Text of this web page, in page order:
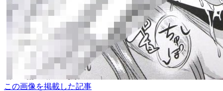
この画像を掲載した記事